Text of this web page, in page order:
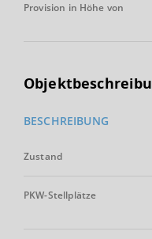
Provision in Höhe von
BESCHREIBUNG
Zustand
PKW-Stellplätze